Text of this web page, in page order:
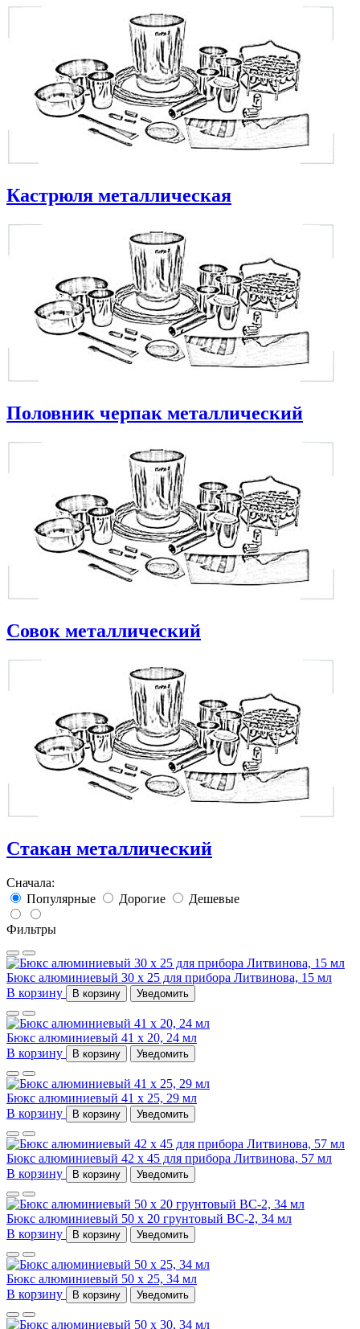
Кастрюля металлическая
Половник черпак металлический
Совок металлический
Стакан металлический
Сначала:
Популярные
Дорогие Дешевые
Фильтры
Бюкс алюминиевый 30 x 25 для прибора Литвинова, 15 мл
В корзину
В корзину Уведомить
Бюкс алюминиевый 41 x 20, 24 мл
В корзину
В корзину Уведомить
Бюкс алюминиевый 41 x 25, 29 мл
В корзину
В корзину Уведомить
Бюкс алюминиевый 42 x 45 для прибора Литвинова, 57 мл
В корзину
В корзину Уведомить
Бюкс алюминиевый 50 x 20 грунтовый ВС-2, 34 мл
В корзину
В корзину Уведомить
Бюкс алюминиевый 50 x 25, 34 мл
В корзину
В корзину Уведомить